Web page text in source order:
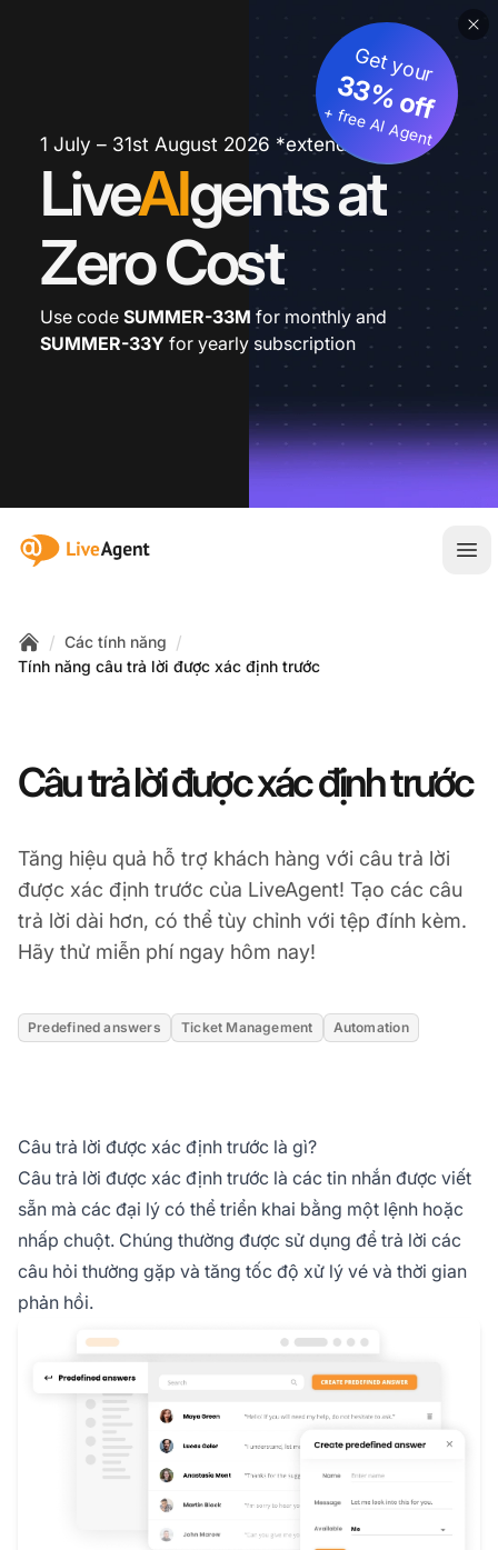
1 July – 31st August 2026 *extended
LiveAIgents at
Zero Cost
Get your
33% off
+ free AI Agent
Use code SUMMER-33M for monthly and
SUMMER-33Y for yearly subscription
:site.title
Mở
Home
/ Các tính năng /
Tính năng câu trả lời được xác định trước
Câu trả lời được xác định trước
Tăng hiệu quả hỗ trợ khách hàng với câu trả lời
được xác định trước của LiveAgent! Tạo các câu
trả lời dài hơn, có thể tùy chỉnh với tệp đính kèm.
Hãy thử miễn phí ngay hôm nay!
Predefined answers Ticket Management Automation
Câu trả lời được xác định trước là gì?
Câu trả lời được xác định trước là các tin nhắn được viết
sẵn mà các đại lý có thể triển khai bằng một lệnh hoặc
nhấp chuột. Chúng thường được sử dụng để trả lời các
câu hỏi thường gặp và tăng tốc độ xử lý vé và thời gian
phản hồi.